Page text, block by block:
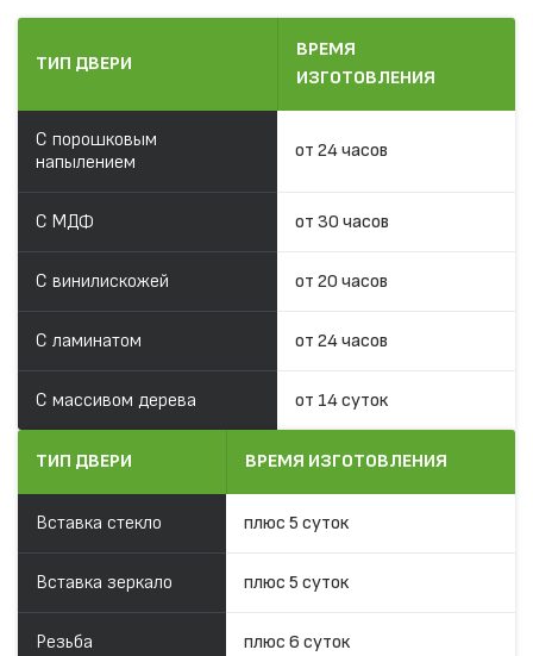
ТИП ДВЕРИ
ВРЕМЯ
ИЗГОТОВЛЕНИЯ
С порошковым
напылением
от 24 часов
С МДФ от 30 часов
С винилискожей от 20 часов
С ламинатом от 24 часов
С массивом дерева от 14 суток
ТИП ДВЕРИ ВРЕМЯ ИЗГОТОВЛЕНИЯ
Вставка стекло плюс 5 суток
Вставка зеркало плюс 5 суток
Резьба плюс 6 суток